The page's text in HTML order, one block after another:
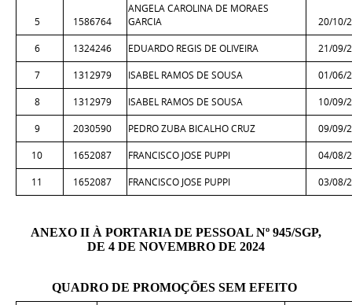
5 1586764
ANGELA CAROLINA DE MORAES
GARCIA
20/10/
6
1324246 EDUARDO REGIS DE OLIVEIRA
21/09/
7
1312979 ISABEL RAMOS DE SOUSA
01/06/
8
1312979 ISABEL RAMOS DE SOUSA
10/09/
9
2030590 PEDRO ZUBA BICALHO CRUZ
09/09/
10
1652087 FRANCISCO JOSE PUPPI
04/08/
11
1652087 FRANCISCO JOSE PUPPI 03/08/
ANEXO II À PORTARIA DE PESSOAL Nº 945/SGP,
DE 4 DE NOVEMBRO DE 2024
QUADRO DE PROMOÇÕES SEM EFEITO